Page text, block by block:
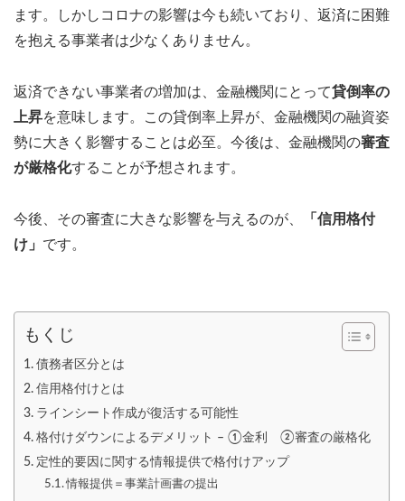
ます。しかしコロナの影響は今も続いており、返済に困難
を抱える事業者は少なくありません。
返済できない事業者の増加は、金融機関にとって貸倒率の
上昇を意味します。この貸倒率上昇が、金融機関の融資姿
勢に大きく影響することは必至。今後は、金融機関の審査
が厳格化することが予想されます。
今後、その審査に大きな影響を与えるのが、
「信用格付
け」 です。
もくじ
債務者区分とは
信用格付けとは
ラインシート作成が復活する可能性
格付けダウンによるデメリット – ①金利 ②審査の厳格化
定性的要因に関する情報提供で格付けアップ
情報提供＝事業計画書の提出